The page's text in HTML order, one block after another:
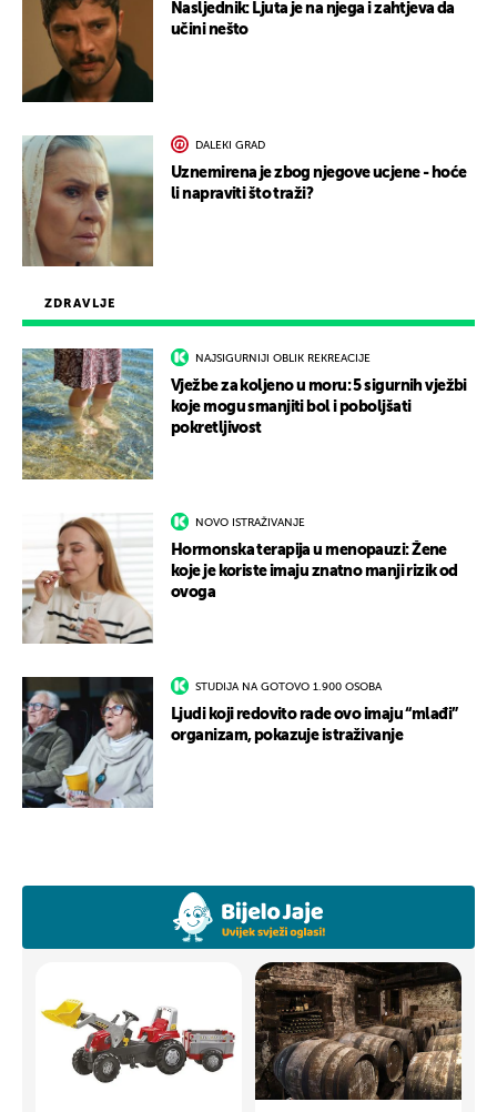
ZDRAVLJE
NAJSIGURNIJI OBLIK REKREACIJE
Vježbe za koljeno u moru: 5 sigurnih vježbi
koje mogu smanjiti bol i poboljšati
pokretljivost
NOVO ISTRAŽIVANJE
Hormonska terapija u menopauzi: Žene
koje je koriste imaju znatno manji rizik od
ovoga
STUDIJA NA GOTOVO 1.900 OSOBA
Ljudi koji redovito rade ovo imaju “mlađi”
organizam, pokazuje istraživanje
Nasljednik: Ljuta je na njega i zahtjeva da
učini nešto
DALEKI GRAD
Uznemirena je zbog njegove ucjene - hoće
li napraviti što traži?